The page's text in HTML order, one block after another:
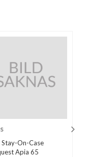
Stay-On-Case
Apia 65